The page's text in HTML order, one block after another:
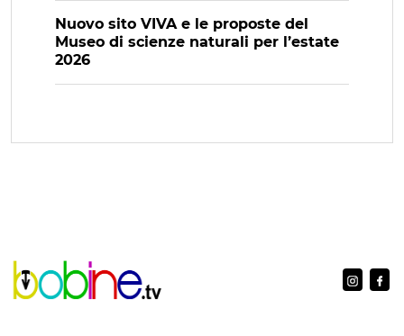
Nuovo sito VIVA e le proposte del
Museo di scienze naturali per l’estate
2026